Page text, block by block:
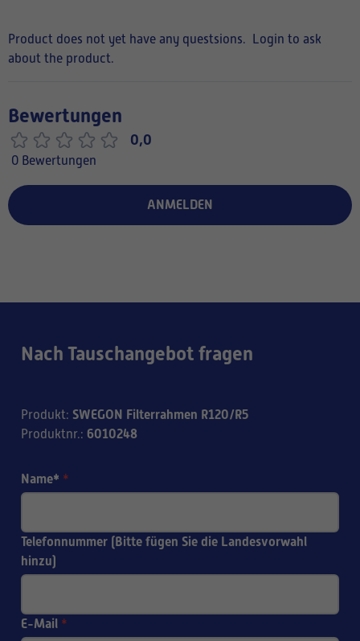
Product does not yet have any questsions.
Login to ask
about the product.
Bewertungen
0,0
0 Bewertungen
ANMELDEN
Nach Tauschangebot fragen
Produkt: SWEGON Filterrahmen R120/R5
Produktnr.: 6010248
Name* *
Telefonnummer (Bitte fügen Sie die Landesvorwahl
hinzu)
E-Mail *